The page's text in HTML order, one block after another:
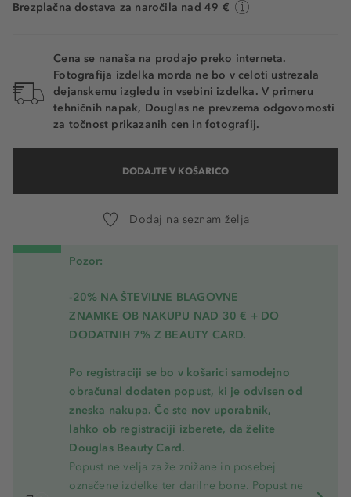
Brezplačna dostava za naročila nad 49 €
Cena se nanaša na prodajo preko interneta.
Fotografija izdelka morda ne bo v celoti ustrezala
dejanskemu izgledu in vsebini izdelka. V primeru
tehničnih napak, Douglas ne prevzema odgovornosti
za točnost prikazanih cen in fotografij.
DODAJTE V KOŠARICO
Dodaj na seznam želja
Pozor:
-20% NA ŠTEVILNE BLAGOVNE
ZNAMKE OB NAKUPU NAD 30 € + DO
DODATNIH 7% Z BEAUTY CARD.
Po registraciji se bo v košarici samodejno
obračunal dodaten popust, ki je odvisen od
zneska nakupa. Če ste nov uporabnik,
lahko ob registraciji izberete, da želite
Douglas Beauty Card.
Popust ne velja za že znižane in posebej
označene izdelke ter darilne bone. Popust ne